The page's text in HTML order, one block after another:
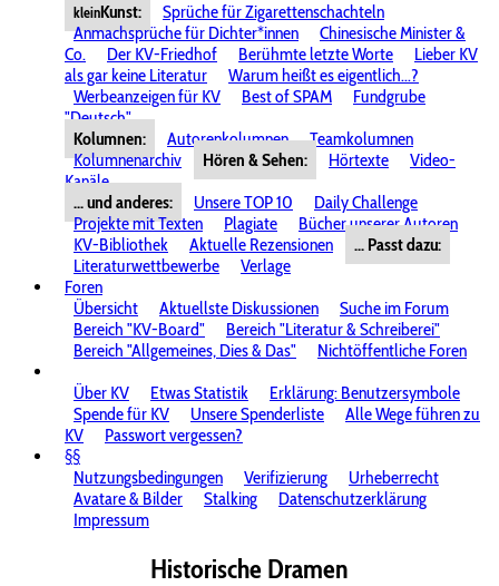
kleinKunst:
Sprüche für Zigarettenschachteln
Anmachsprüche für Dichter*innen
Chinesische Minister &
Co.
Der KV-Friedhof Berühmte letzte Worte
Lieber KV
als gar keine Literatur
Warum heißt es eigentlich...?
Werbeanzeigen für KV
Best of SPAM
Fundgrube
"Deutsch"
Kolumnen:
Autorenkolumnen
Teamkolumnen
Kolumnenarchiv
Hören & Sehen: Hörtexte
Video-
Kanäle
... und anderes:
Unsere TOP 10
Daily Challenge
Projekte mit Texten
Plagiate
Bücher unserer Autoren
KV-Bibliothek
Aktuelle Rezensionen
... Passt dazu:
Literaturwettbewerbe
Verlage
Foren
Übersicht
Aktuellste Diskussionen
Suche im Forum
Bereich "KV-Board"
Bereich "Literatur & Schreiberei"
Bereich "Allgemeines, Dies & Das"
Nichtöffentliche Foren
Über KV
Etwas Statistik
Erklärung: Benutzersymbole
Spende für KV
Unsere Spenderliste
Alle Wege führen zu
KV
Passwort vergessen?
§§
Nutzungsbedingungen
Verifizierung
Urheberrecht
Avatare & Bilder
Stalking
Datenschutzerklärung
Impressum
Historische Dramen